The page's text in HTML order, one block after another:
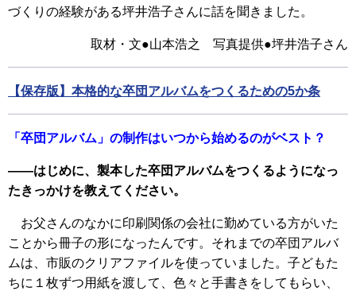
づくりの経験がある坪井浩子さんに話を聞きました。
取材・文●山本浩之 写真提供●坪井浩子さん
【保存版】本格的な卒団アルバムをつくるための5か条
「卒団アルバム」の制作はいつから始めるのがベスト？
――はじめに、製本した卒団アルバムをつくるようになっ
たきっかけを教えてください。
お父さんのなかに印刷関係の会社に勤めている方がいた
ことから冊子の形になったんです。それまでの卒団アルバ
ムは、市販のクリアファイルを使っていました。子どもた
ちに１枚ずつ用紙を渡して、色々と手書きをしてもらい、